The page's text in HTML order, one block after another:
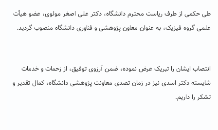
طی حکمی از طرف ریاست محترم دانشگاه، دکتر علی اصغر مولوی، عضو هیأت
علمی گروه فیزیک، به عنوان معاون پژوهشی و فناوری دانشگاه منصوب گردید.
انتصاب ایشان را تبریک عرض نموده، ضمن آرزوی توفیق، از زحمات و خدمات
شایسته دکتر اسدی نیز در زمان تصدی معاونت پژوهشی دانشگاه، کمال تقدیر و
تشکر را داریم.